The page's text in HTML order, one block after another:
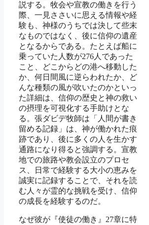
説する。牧会や宣教の働きを行う
際、一見ささいに思える情報や経
験も、神様のうちでは決して些末
なものではなく、後に信仰の遺産
となるからである。たとえば船に
乗っていた人数が276人であった
こと、どこからどの港へ移動した
か、何日間風に逆らわれたか、ど
んな種類の風が吹いたのかといっ
た詳細は、信仰の歴史と神の救い
の摂理を可視化する手助けとな
る。張ダビデ牧師は「人間が書き
留める記録」は、神が働かれた痕
跡であり、後に多くの人を生かす
通路になり得ると強調する。宣教
地での旅路や教会設立のプロセ
ス、日常で経験する大小の恵みを
誠実に記録することで、それを読
む人々が霊的な挑戦を受け、信仰
の成長を経験するのだ。
なぜ彼が『使徒の働き』27章に特